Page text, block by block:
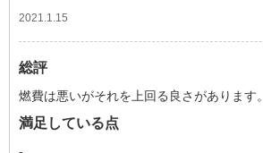
2021.1.15
総評
燃費は悪いがそれを上回る良さがあります。
満足している点